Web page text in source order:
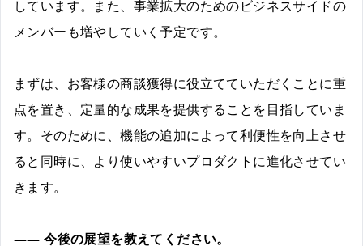
しています。また、事業拡大のためのビジネスサイドの
メンバーも増やしていく予定です。
まずは、お客様の商談獲得に役立てていただくことに重
点を置き、定量的な成果を提供することを目指していま
す。そのために、機能の追加によって利便性を向上させ
ると同時に、より使いやすいプロダクトに進化させてい
きます。
――今後の展望を教えてください。